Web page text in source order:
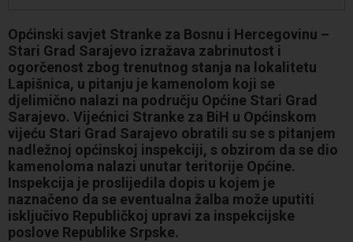
Općinski savjet Stranke za Bosnu i Hercegovinu –
Stari Grad Sarajevo izražava zabrinutost i
ogorčenost zbog trenutnog stanja na lokalitetu
Lapišnica, u pitanju je kamenolom koji se
djelimično nalazi na području Općine Stari Grad
Sarajevo. Vijećnici Stranke za BiH u Općinskom
vijeću Stari Grad Sarajevo obratili su se s pitanjem
nadležnoj općinskoj inspekciji, s obzirom da se dio
kamenoloma nalazi unutar teritorije Općine.
Inspekcija je proslijedila dopis u kojem je
naznačeno da se eventualna žalba može uputiti
isključivo Republičkoj upravi za inspekcijske
poslove Republike Srpske.